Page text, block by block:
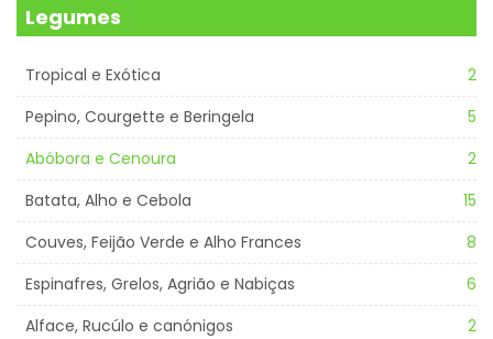
Legumes
Tropical e Exótica
2
Pepino, Courgette e Beringela
5
Abóbora e Cenoura
2
Batata, Alho e Cebola
15
Couves, Feijão Verde e Alho Frances
8
Espinafres, Grelos, Agrião e Nabiças
6
Alface, Rucúlo e canónigos
2